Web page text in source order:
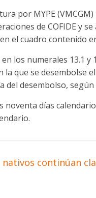
por MYPE
de COFIDE y
el cuadro contenido
los numerales 13.1
la que se desembolse
del desembolso,
noventa días
continúan